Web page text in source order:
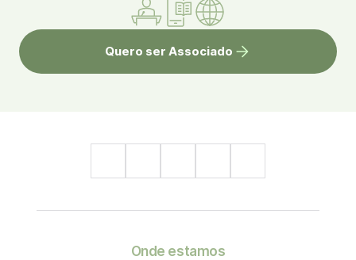
Quero ser Associado
Onde estamos